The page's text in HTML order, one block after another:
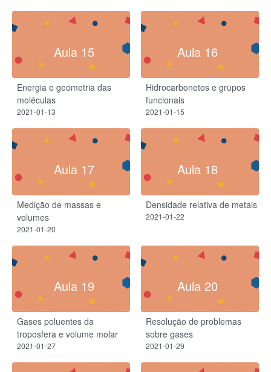
Aula 15
Energia e geometria das
moléculas
2021-01-13
Aula 16
Hidrocarbonetos e grupos
funcionais
2021-01-15
Aula 17
Medição de massas e
volumes
2021-01-20
Aula 18
Densidade relativa de metais
2021-01-22
Aula 19
Gases poluentes da
troposfera e volume molar
2021-01-27
Aula 20
Resolução de problemas
sobre gases
2021-01-29